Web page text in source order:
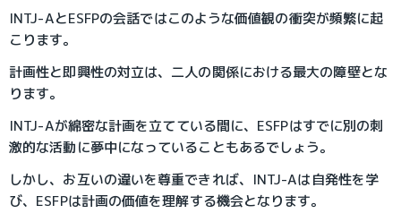
INTJ-AとESFPの会話ではこのような価値観の衝突が頻繁に起
こります。
計画性と即興性の対立は、二人の関係における最大の障壁とな
ります。
INTJ-Aが綿密な計画を立てている間に、ESFPはすでに別の刺
激的な活動に夢中になっていることもあるでしょう。
しかし、お互いの違いを尊重できれば、INTJ-Aは自発性を学
び、ESFPは計画の価値を理解する機会となります。